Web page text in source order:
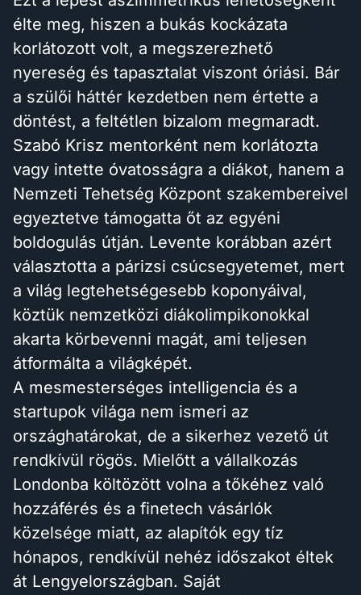
élte meg, hiszen a bukás kockázata
korlátozott volt, a megszerezhető
nyereség és tapasztalat viszont óriási. Bár
a szülői háttér kezdetben nem értette a
döntést, a feltétlen bizalom megmaradt.
Szabó Krisz mentorként nem korlátozta
vagy intette óvatosságra a diákot, hanem a
Nemzeti Tehetség Központ szakembereivel
egyeztetve támogatta őt az egyéni
boldogulás útján. Levente korábban azért
választotta a párizsi csúcsegyetemet, mert
a világ legtehetségesebb koponyáival,
köztük nemzetközi diákolimpikonokkal
akarta körbevenni magát, ami teljesen
átformálta a világképét.
A mesmesterséges intelligencia és a
startupok világa nem ismeri az
országhatárokat, de a sikerhez vezető út
rendkívül rögös. Mielőtt a vállalkozás
Londonba költözött volna a tőkéhez való
hozzáférés és a finetech vásárlók
közelsége miatt, az alapítók egy tíz
hónapos, rendkívül nehéz időszakot éltek
át Lengyelországban. Saját